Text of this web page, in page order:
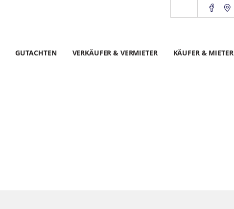
GUTACHTEN VERKÄUFER & VERMIETER KÄUFER & MIETER